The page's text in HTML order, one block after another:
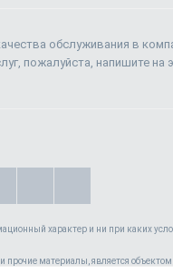
обслуживания в
пожалуйста, напишите на
характер и ни при каких
прочие материалы, является